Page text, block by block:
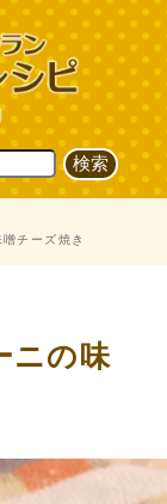
チーズ焼き
ニの味